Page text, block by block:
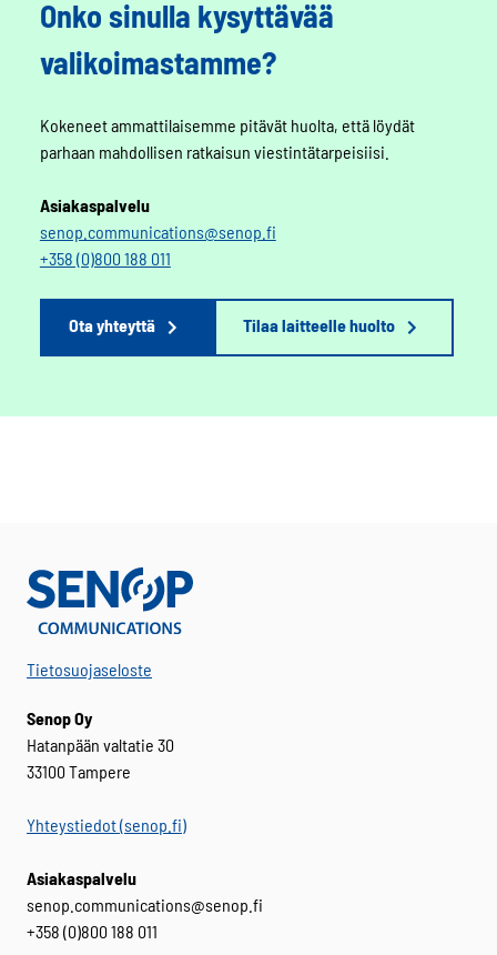
Onko sinulla kysyttävää
valikoimastamme?
Kokeneet ammattilaisemme pitävät huolta, että löydät
parhaan mahdollisen ratkaisun viestintätarpeisiisi.
Asiakaspalvelu
senop.communications@senop.fi
+358 (0)800 188 011
Ota yhteyttä Tilaa laitteelle huolto
Tietosuojaseloste
Senop Oy
Hatanpään valtatie 30
33100 Tampere
Yhteystiedot (senop.fi)
Asiakaspalvelu
senop.communications@senop.fi
+358 (0)800 188 011